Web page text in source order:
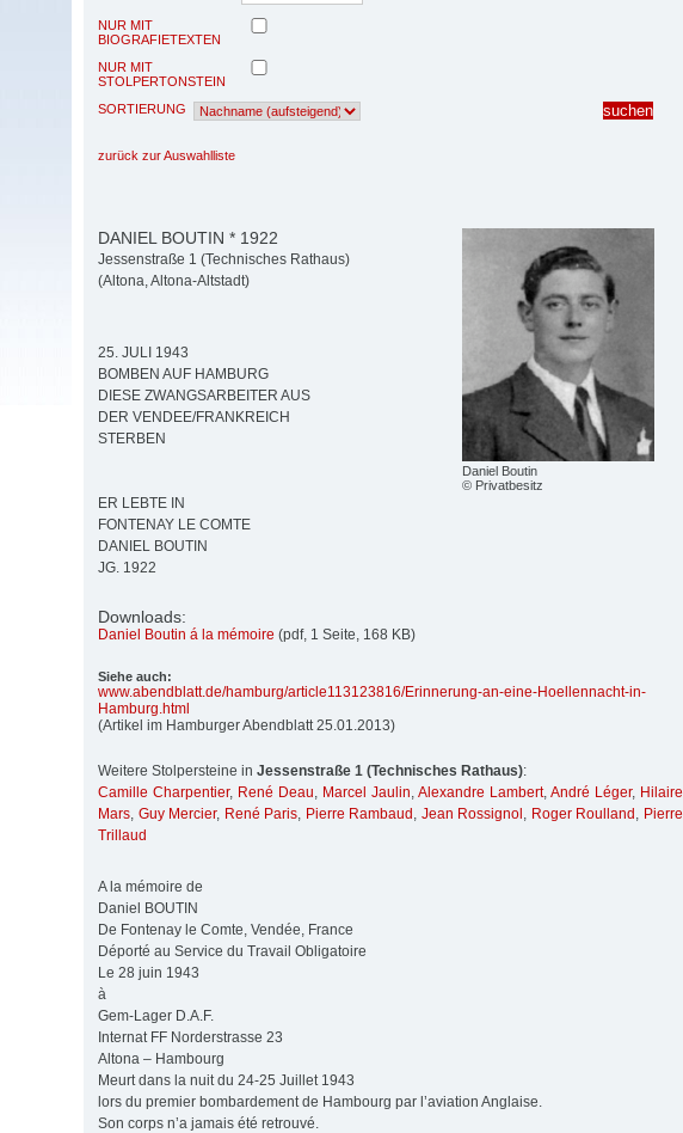
NUR MIT
BIOGRAFIETEXTEN
NUR MIT
STOLPERTONSTEIN
SORTIERUNG
zurück zur Auswahlliste
Daniel Boutin
© Privatbesitz
DANIEL BOUTIN * 1922
Jessenstraße 1 (Technisches Rathaus)
(Altona, Altona-Altstadt)
25. JULI 1943
BOMBEN AUF HAMBURG
DIESE ZWANGSARBEITER AUS
DER VENDEE/FRANKREICH
STERBEN
ER LEBTE IN
FONTENAY LE COMTE
DANIEL BOUTIN
JG. 1922
Downloads:
Daniel Boutin á la mémoire (pdf, 1 Seite, 168 KB)
Siehe auch:
www.abendblatt.de/hamburg/article113123816/Erinnerung-an-eine-Hoellennacht-in-
Hamburg.html
(Artikel im Hamburger Abendblatt 25.01.2013)
Weitere Stolpersteine in Jessenstraße 1 (Technisches Rathaus):
Camille Charpentier, René Deau, Marcel Jaulin, Alexandre Lambert, André Léger, Hilaire
Mars, Guy Mercier, René Paris, Pierre Rambaud , Jean Rossignol , Roger Roulland , Pierre
Trillaud
A la mémoire de
Daniel BOUTIN
De Fontenay le Comte, Vendée, France
Déporté au Service du Travail Obligatoire
Le 28 juin 1943
à
Gem-Lager D.A.F.
Internat FF Norderstrasse 23
Altona – Hambourg
Meurt dans la nuit du 24-25 Juillet 1943
lors du premier bombardement de Hambourg par l’aviation Anglaise.
Son corps n’a jamais été retrouvé.